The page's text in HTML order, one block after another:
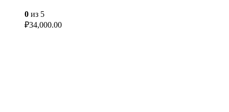
0 из 5
₽34,000.00